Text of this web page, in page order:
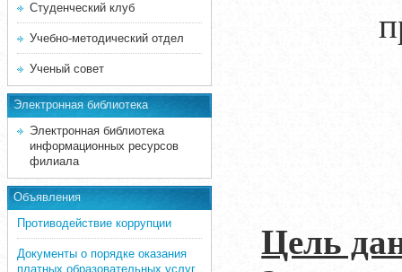
Студенческий клуб
Учебно-методический отдел
Ученый совет
Электронная библиотека
Электронная библиотека
информационных ресурсов
филиала
Объявления
Противодействие коррупции
Документы о порядке оказания
платных образовательных услуг
Цель